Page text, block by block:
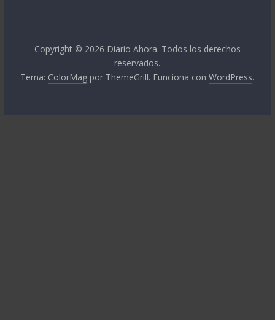
Copyright © 2026 Diario Ahora. Todos los derechos
reservados.
Tema: ColorMag por ThemeGrill. Funciona conWordPress.